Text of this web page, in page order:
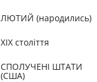
ЛЮТИЙ (народились)
XIX століття
СПОЛУЧЕНІ ШТАТИ
(США)